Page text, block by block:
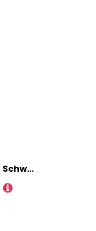
Lefranc Bourgeois 810107 Schweineborstenpinsel in feiner Qualität für Ölfarbe oder Acrylfarbe - 6 Pinsel Set